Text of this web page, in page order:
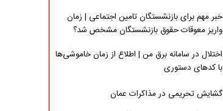
خبر مهم برای بازنشستگان تامین اجتماعی | زمان
واریز معوقات حقوق بازنشستگان مشخص شد؟
اختلال در سامانه برق من | اطلاع از زمان خاموشی‌ها
با کدهای دستوری
گشایش تحریمی در مذاکرات عمان